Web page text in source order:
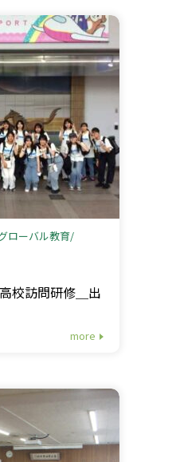
ローバル教育
校訪問研修＿出
more